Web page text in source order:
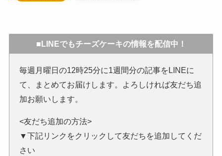
■LINEでもチーズケーキの情報を配信中！
毎週月曜日の12時25分に1週間分の記事をLINEに
て、まとめてお届けします。よろしければ友だち追
加お願いします。
<友だち追加の方法>
▼下記リンクをクリックして友だちを追加してくだ
さい